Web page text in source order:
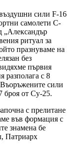
сили F-16
самолети C-
„Александър
ритуал за
празнуваме на
без
първия
разполага с 8
сили
броя от Су-25.
с прелитане
във формация с
знамена бе
Патриарх